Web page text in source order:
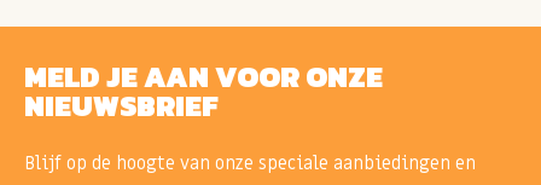
MELD JE AAN VOOR ONZE
NIEUWSBRIEF
Blijf op de hoogte van onze speciale aanbiedingen en